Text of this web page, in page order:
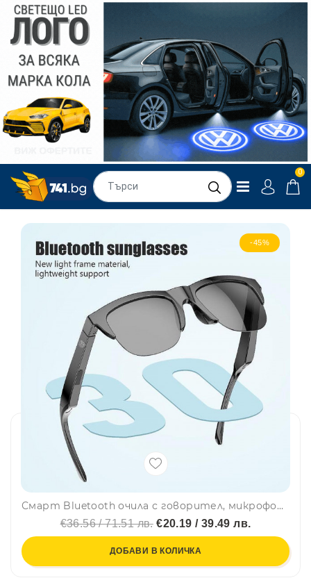
0
-45%
Смарт Bluetooth очила с говорител, микрофон, разговор, шумоизолация, спорт F-06
€36.56 / 71.51 лв.€20.19 / 39.49 лв.
ДОБАВИ В КОЛИЧКА